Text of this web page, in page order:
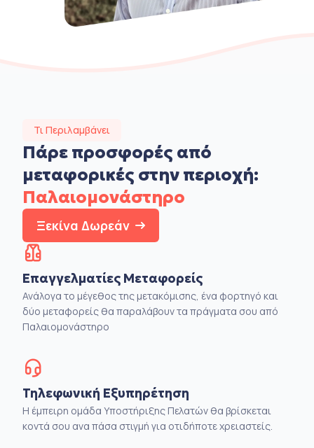
Τι Περιλαμβάνει
Πάρε προσφορές από
μεταφορικές στην περιοχή:
Παλαιομονάστηρο
Ξεκίνα Δωρεάν
Επαγγελματίες Μεταφορείς
Ανάλογα το μέγεθος της μετακόμισης, ένα φορτηγό και
δύο μεταφορείς θα παραλάβουν τα πράγματα σου από
Παλαιομονάστηρο
Τηλεφωνική Εξυπηρέτηση
Η έμπειρη ομάδα Υποστήριξης Πελατών θα βρίσκεται
κοντά σου ανα πάσα στιγμή για οτιδήποτε χρειαστείς.